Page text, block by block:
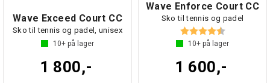
Wave Exceed Court CC
Sko til tennis og padel, unisex
10+ på lager
1 800,-
Wave Enforce Court CC
Sko til tennis og padel
Karakter: 4.6 av 5
10+ på lager
1 600,-